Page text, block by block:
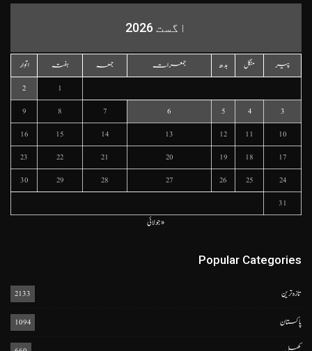
اگست 2026
پیر منگل بدھ جمعرات جمعہ ہفتہ
اتوار
1
2
3
4
5
6
7
8
9
10
11
12
13
14
15
16
17
18
19
20
21
22
23
24
25
26
27
28
29
30
31
« جولائی
Popular Categories
تازہ ترین 2133
پاکستان 1094